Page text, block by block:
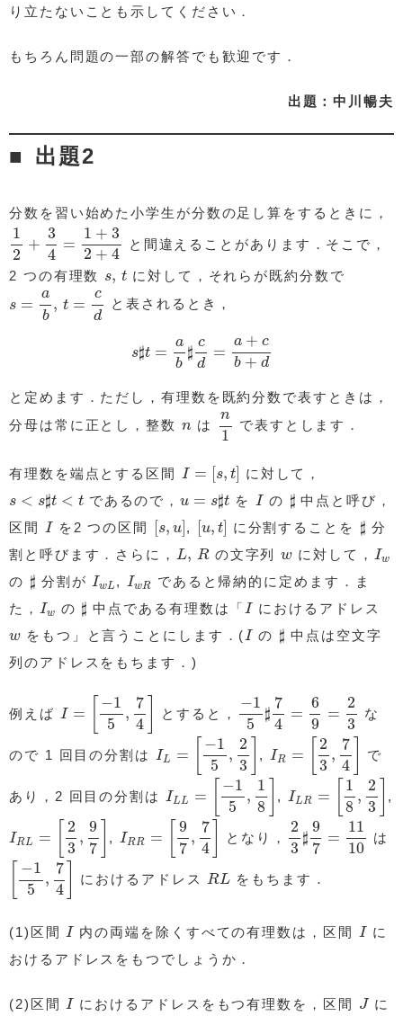
り立たないことも示してください．
もちろん問題の一部の解答でも歓迎です．
出題：中川暢夫
出題2
分数を習い始めた小学生が分数の足し算をするときに，
1
2
+
3
4
=
1 + 3
2 + 4
1 4 3 2+ 4
と間違えることがあります．そこで，
2 つの有理数 s, t
s t
に対して，それらが既約分数で
s =
a
b
, t =
c
d
b,
と表されるとき，
s♯t =
a
b
♯
c
d
=
a + c
b + d
b♯ d c b+ d
と定めます．ただし，有理数を既約分数で表すときは，
分母は常に正とし，整数 n
nは
n
1
n1
で表すとします．
有理数を端点とする区間 I = s, t]
I= t
に対して，
s < s♯t < t
s t< であるので，u = s♯t
t を I
I の ♯
♯ 中点と呼び，
区間 I
I を2 つの区間 s, u]
[s ], u, t]
[u ] に分割することを ♯
♯ 分
割と呼びます．さらに， L, R
L, R の文字列w
w に対して， Iw
Iw
の ♯
♯ 分割が IwL
Iw , IwR
Iw
であると帰納的に定めます．ま
た， Iw
Iw の ♯
♯ 中点である有理数は「I
I
におけるアドレス
w
w をもつ」と言うことにします．(I
I の ♯
♯ 中点は空文字
列のアドレスをもちます．)
例えば I =
−1
5
,
7
4
15 7
とすると，
−1
5
♯
7
4
=
6
9
=
2
3
15 74 9
な
ので 1 回目の分割は IL =
−1
5
,
2
3
15 2
, IR =
2
3
,
7
4
3,7 ]
で
あり，2 回目の分割は ILL =
−1
5
,
1
8
=[− 1 1 8]
, ILR =
1
8
,
2
3
R= 8,2 ]
,
IRL =
2
3
,
9
7
3 ,9 ]
, IRR =
9
7
,
7
4
97,7 4]
となり，
2
3
♯
9
7
=
11
10
23 ♯9 =1110
は
−1
5
,
7
4
[− 5 4]
におけるアドレス RL
RL をもちます．
(1)区間 I
I 内の両端を除くすべての有理数は，区間 I
I に
おけるアドレスをもつでしょうか．
(2)区間 I
I におけるアドレスをもつ有理数を，区間 J
Jに